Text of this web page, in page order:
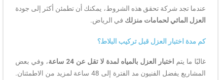
عندما تجد شركة تحقق هذه الشروط، يمكنك أن تطمئن أكثر إلى جودة
العزل المائي لحمامات منزلك في الرياض.
كم مدة اختبار العزل قبل تركيب البلاط؟
غالبًا ما يتم اختبار العزل بالمياه لمدة لا تقل عن 24 ساعة
، وفي بعض
المشاريع يفضل الفنيون مد الفترة إلى 48 ساعة لمزيد من الاطمئنان.